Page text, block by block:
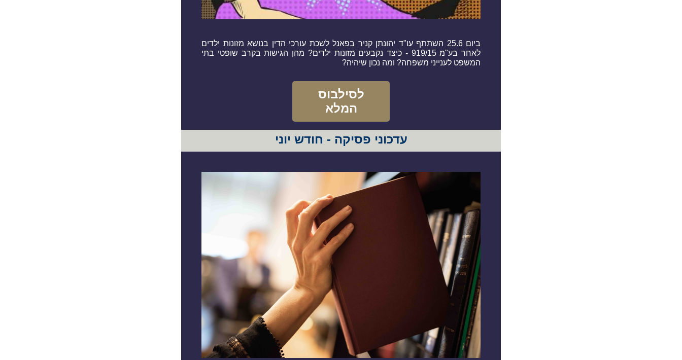
ביום 25.6 השתתף עו"ד יהונתן קניר בפאנל לשכת עורכי הדין בנושא מזונות ילדים
לאחר בע"מ 919/15 - כיצד נקבעים מזונות ילדים? מהן הגישות בקרב שופטי בתי
המשפט לענייני משפחה? ומה נכון שיהיה?
לסילבוס
המלא
עדכוני פסיקה - חודש יוני